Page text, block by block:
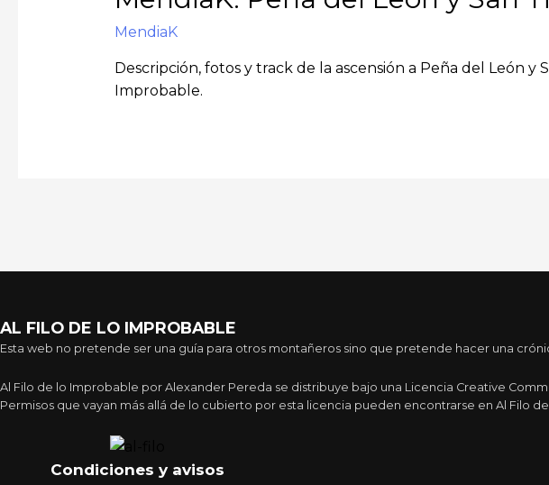
MendiaK
Descripción, fotos y track de la ascensión a Peña del León y
Improbable.
AL FILO DE LO IMPROBABLE
Esta web no pretende ser una guía para otros montañeros sino que pretende hacer una
Al Filo de lo Improbable por Alexander Pereda se distribuye bajo una Licencia Creative
Permisos que vayan más allá de lo cubierto por esta licencia pueden encontrarse en Al Filo
Condiciones y avisos